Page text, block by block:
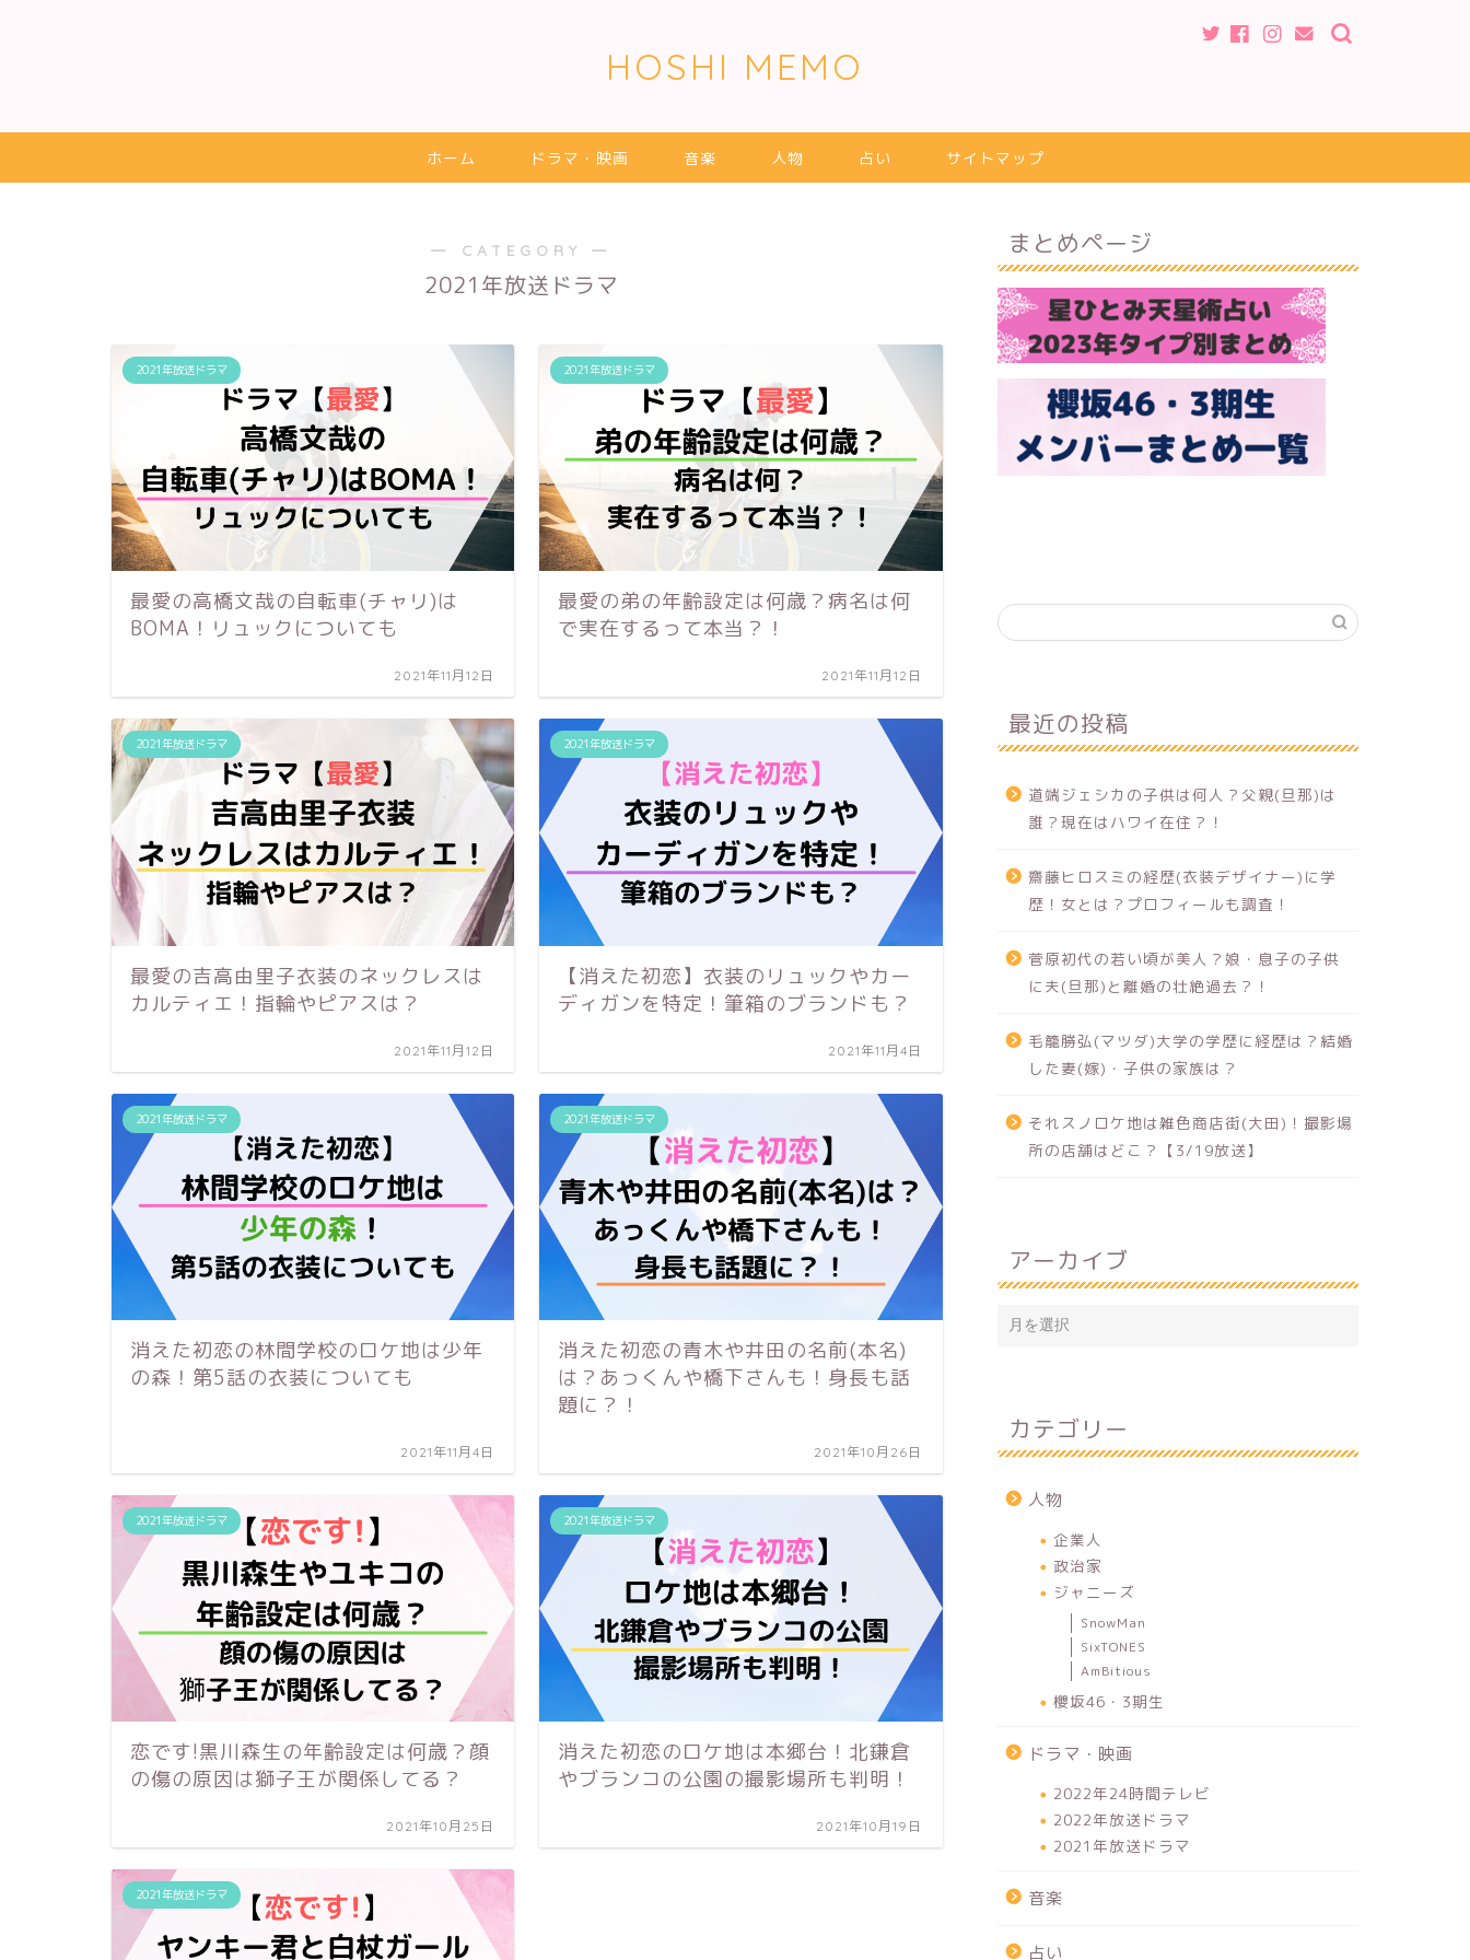
HOSHI MEMO
ホーム ドラマ・映画 音楽 人物 占い サイトマップ
― CATEGORY ―
2021年放送ドラマ
2021年放送ドラマ
最愛の高橋文哉の自転車(チャリ)は
BOMA！リュックについても
2021年11月12日
2021年放送ドラマ
最愛の弟の年齢設定は何歳？病名は何
で実在するって本当？！
2021年11月12日
2021年放送ドラマ
最愛の吉高由里子衣装のネックレスは
カルティエ！指輪やピアスは？
2021年11月12日
2021年放送ドラマ
【消えた初恋】衣装のリュックやカー
ディガンを特定！筆箱のブランドも？
2021年11月4日
2021年放送ドラマ
消えた初恋の林間学校のロケ地は少年
の森！第5話の衣装についても
2021年11月4日
2021年放送ドラマ
消えた初恋の青木や井田の名前(本名)
は？あっくんや橋下さんも！身長も話
題に？！
2021年10月26日
2021年放送ドラマ
恋です!黒川森生の年齢設定は何歳？顔
の傷の原因は獅子王が関係してる？
2021年10月25日
2021年放送ドラマ
消えた初恋のロケ地は本郷台！北鎌倉
やブランコの公園の撮影場所も判明！
2021年10月19日
2021年放送ドラマ
まとめページ
最近の投稿
道端ジェシカの子供は何人？父親(旦那)は
誰？現在はハワイ在住？！
齋藤ヒロスミの経歴(衣装デザイナー)に学
歴！女とは？プロフィールも調査！
菅原初代の若い頃が美人？娘・息子の子供
に夫(旦那)と離婚の壮絶過去？！
毛籠勝弘(マツダ)大学の学歴に経歴は？結婚
した妻(嫁)・子供の家族は？
それスノロケ地は雑色商店街(大田)！撮影場
所の店舗はどこ？【3/19放送】
アーカイブ
カテゴリー
人物
企業人
政治家
ジャニーズ
SnowMan
SixTONES
AmBitious
櫻坂46・3期生
ドラマ・映画
2022年24時間テレビ
2022年放送ドラマ
2021年放送ドラマ
音楽
占い